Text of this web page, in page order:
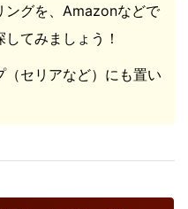
ングを、Amazonなどで
てみましょう！
（セリアなど）にも置い